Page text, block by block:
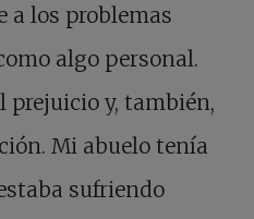
a los problemas
algo personal.
prejuicio y, también,
Mi abuelo tenía
sufriendo